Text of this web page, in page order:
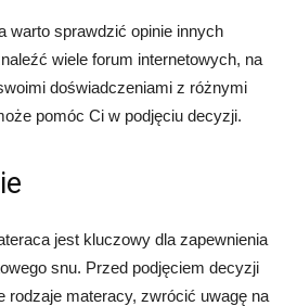
warto sprawdzić opinie innych
wiele forum internetowych, na
doświadczeniami z różnymi
pomóc Ci w podjęciu decyzji.
jest kluczowy dla zapewnienia
snu. Przed podjęciem decyzji
rodzaje materacy, zwrócić uwagę na